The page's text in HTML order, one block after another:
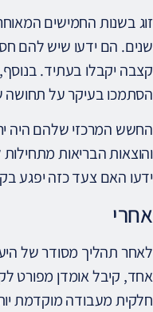
זוג בשנות החמישים
שנים. הם ידעו שיש להם
קצבה יקבלו בעתיד.
הסתמכו בעיקר על תחושה
החשש המרכזי שלהם היה
והוצאות הבריאות
ידעו האם צעד כזה יפגע
אחרי
לאחר תהליך מסודר של
אחד, קיבל אומדן מפורט
חלקית מעבודה מוקדמת